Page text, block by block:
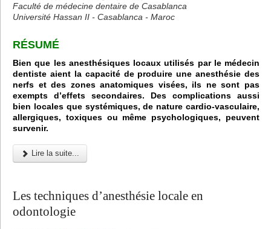
Faculté de médecine dentaire de Casablanca
Université Hassan II - Casablanca - Maroc
RÉSUMÉ
Bien que les anesthésiques locaux utilisés par le médecin
dentiste aient la capacité de produire une anesthésie des
nerfs et des zones anatomiques visées, ils ne sont pas
exempts d’effets secondaires. Des complications aussi
bien locales que systémiques, de nature cardio-vasculaire,
allergiques, toxiques ou même psychologiques, peuvent
survenir.
Lire la suite...
Les techniques d’anesthésie locale en
odontologie